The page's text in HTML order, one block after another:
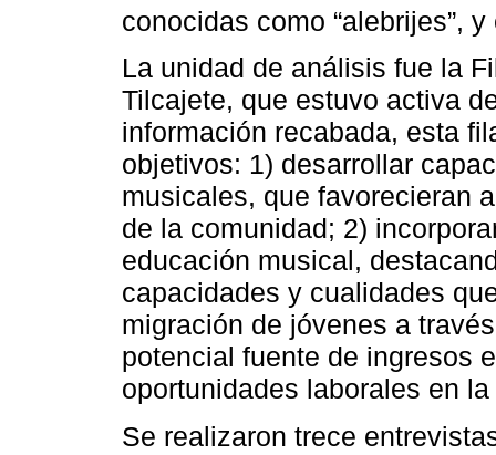
conocidas como “alebrijes”,
La unidad de análisis fue la
Tilcajete, que estuvo activa
información recabada, esta
objetivos: 1) desarrollar
musicales, que favorecieran
de la comunidad; 2)
educación musical,
capacidades y cualidades
migración de jóvenes a
potencial fuente de ingresos
oportunidades laborales en
Se realizaron trece